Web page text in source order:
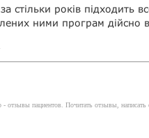
стільки років підходить
ними програм дійсно
- отзывы пациентов. Почитать отзывы, написать